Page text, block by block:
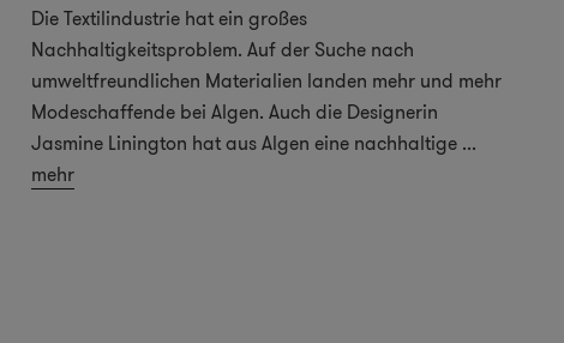
Die Textilindustrie hat ein großes
Nachhaltigkeitsproblem. Auf der Suche nach
umweltfreundlichen Materialien landen mehr und mehr
Modeschaffende bei Algen. Auch die Designerin
Jasmine Linington hat aus Algen eine nachhaltige ...
mehr